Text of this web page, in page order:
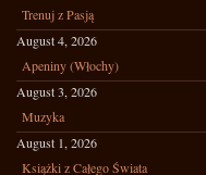
Trenuj z Pasją
August 4, 2026
Apeniny (Włochy)
August 3, 2026
Muzyka
August 1, 2026
Książki z Całego Świata